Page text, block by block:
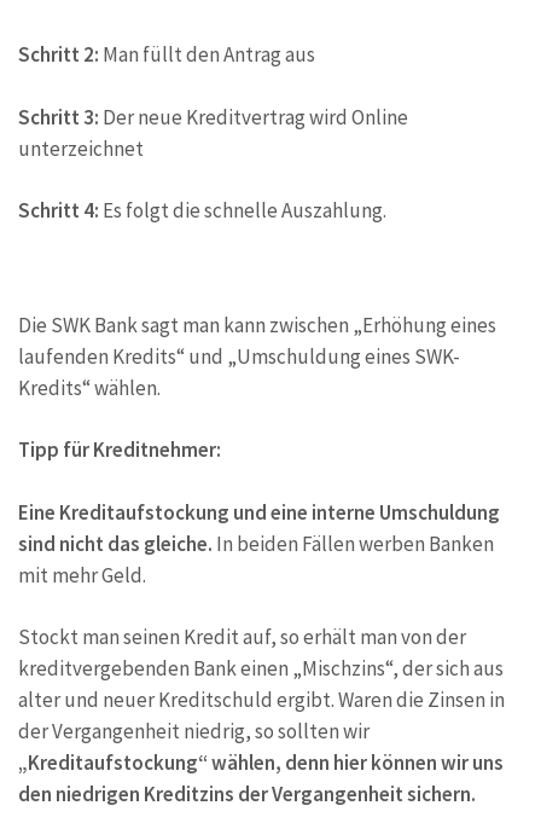
Schritt 2: Man füllt den Antrag aus
Schritt 3: Der neue Kreditvertrag wird Online
unterzeichnet
Schritt 4: Es folgt die schnelle Auszahlung.
Die SWK Bank sagt man kann zwischen „Erhöhung eines
laufenden Kredits“ und „Umschuldung eines SWK-
Kredits“ wählen.
Tipp für Kreditnehmer:
Eine Kreditaufstockung und eine interne Umschuldung
sind nicht das gleiche. In beiden Fällen werben Banken
mit mehr Geld.
Stockt man seinen Kredit auf, so erhält man von der
kreditvergebenden Bank einen „Mischzins“, der sich aus
alter und neuer Kreditschuld ergibt. Waren die Zinsen in
der Vergangenheit niedrig, so sollten wir
„Kreditaufstockung“ wählen, denn hier können wir uns
den niedrigen Kreditzins der Vergangenheit sichern.